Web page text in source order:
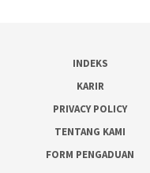
INDEKS
KARIR
PRIVACY POLICY
TENTANG KAMI
FORM PENGADUAN